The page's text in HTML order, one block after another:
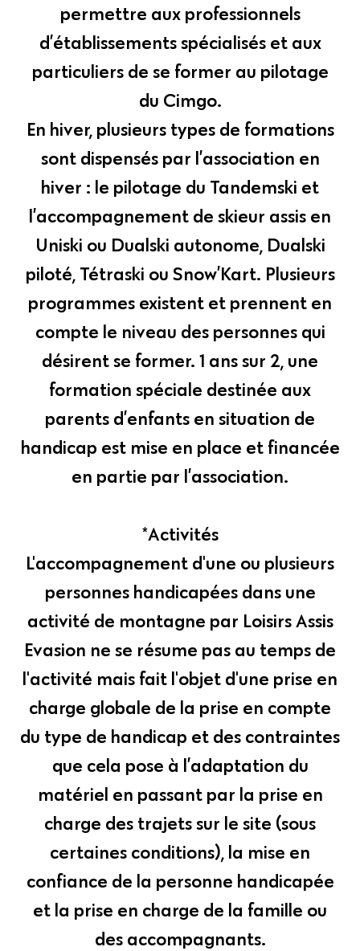
permettre aux professionnels
d’établissements spécialisés et aux
particuliers de se former au pilotage
du Cimgo.
En hiver, plusieurs types de formations
sont dispensés par l’association en
hiver : le pilotage du Tandemski et
l’accompagnement de skieur assis en
Uniski ou Dualski autonome, Dualski
piloté, Tétraski ou Snow’Kart. Plusieurs
programmes existent et prennent en
compte le niveau des personnes qui
désirent se former. 1 ans sur 2, une
formation spéciale destinée aux
parents d’enfants en situation de
handicap est mise en place et financée
en partie par l’association.
*Activités
L'accompagnement d'une ou plusieurs
personnes handicapées dans une
activité de montagne par Loisirs Assis
Evasion ne se résume pas au temps de
l'activité mais fait l'objet d'une prise en
charge globale de la prise en compte
du type de handicap et des contraintes
que cela pose à l’adaptation du
matériel en passant par la prise en
charge des trajets sur le site (sous
certaines conditions), la mise en
confiance de la personne handicapée
et la prise en charge de la famille ou
des accompagnants.